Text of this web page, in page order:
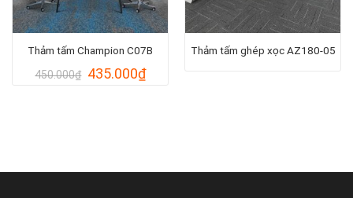
Thảm tấm Champion C07B
450.000₫ Giá
435.000₫Giá
Thảm tấm ghép xọc AZ180-05